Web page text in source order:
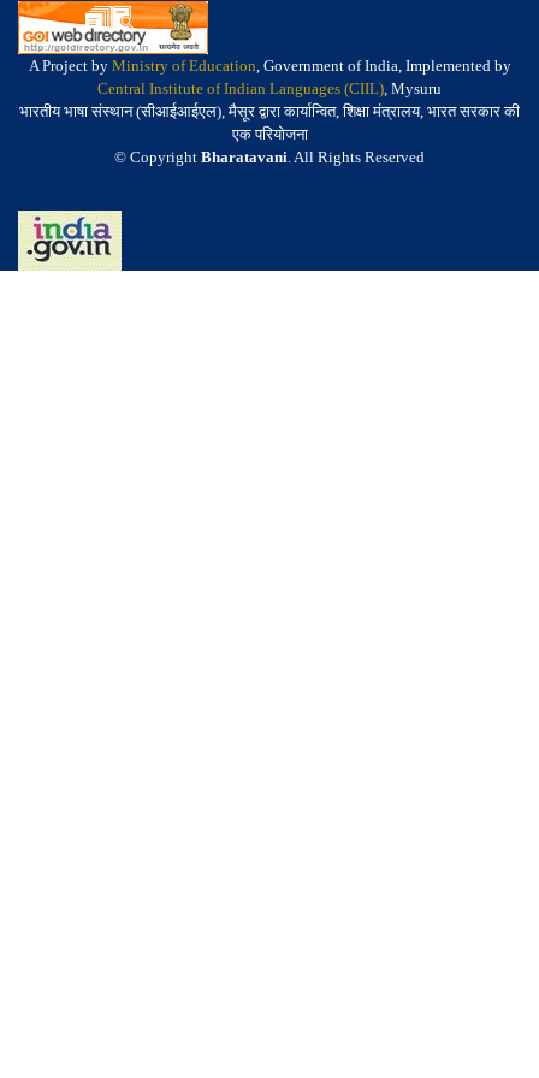
A Project by Ministry of Education, Government of India, Implemented by
Central Institute of Indian Languages (CIIL), Mysuru
भारतीय भाषा संस्थान (सीआईआईएल), मैसूर द्वारा कार्यान्वित, शिक्षा मंत्रालय, भारत सरकार की
एक परियोजना
© Copyright Bharatavani. All Rights Reserved